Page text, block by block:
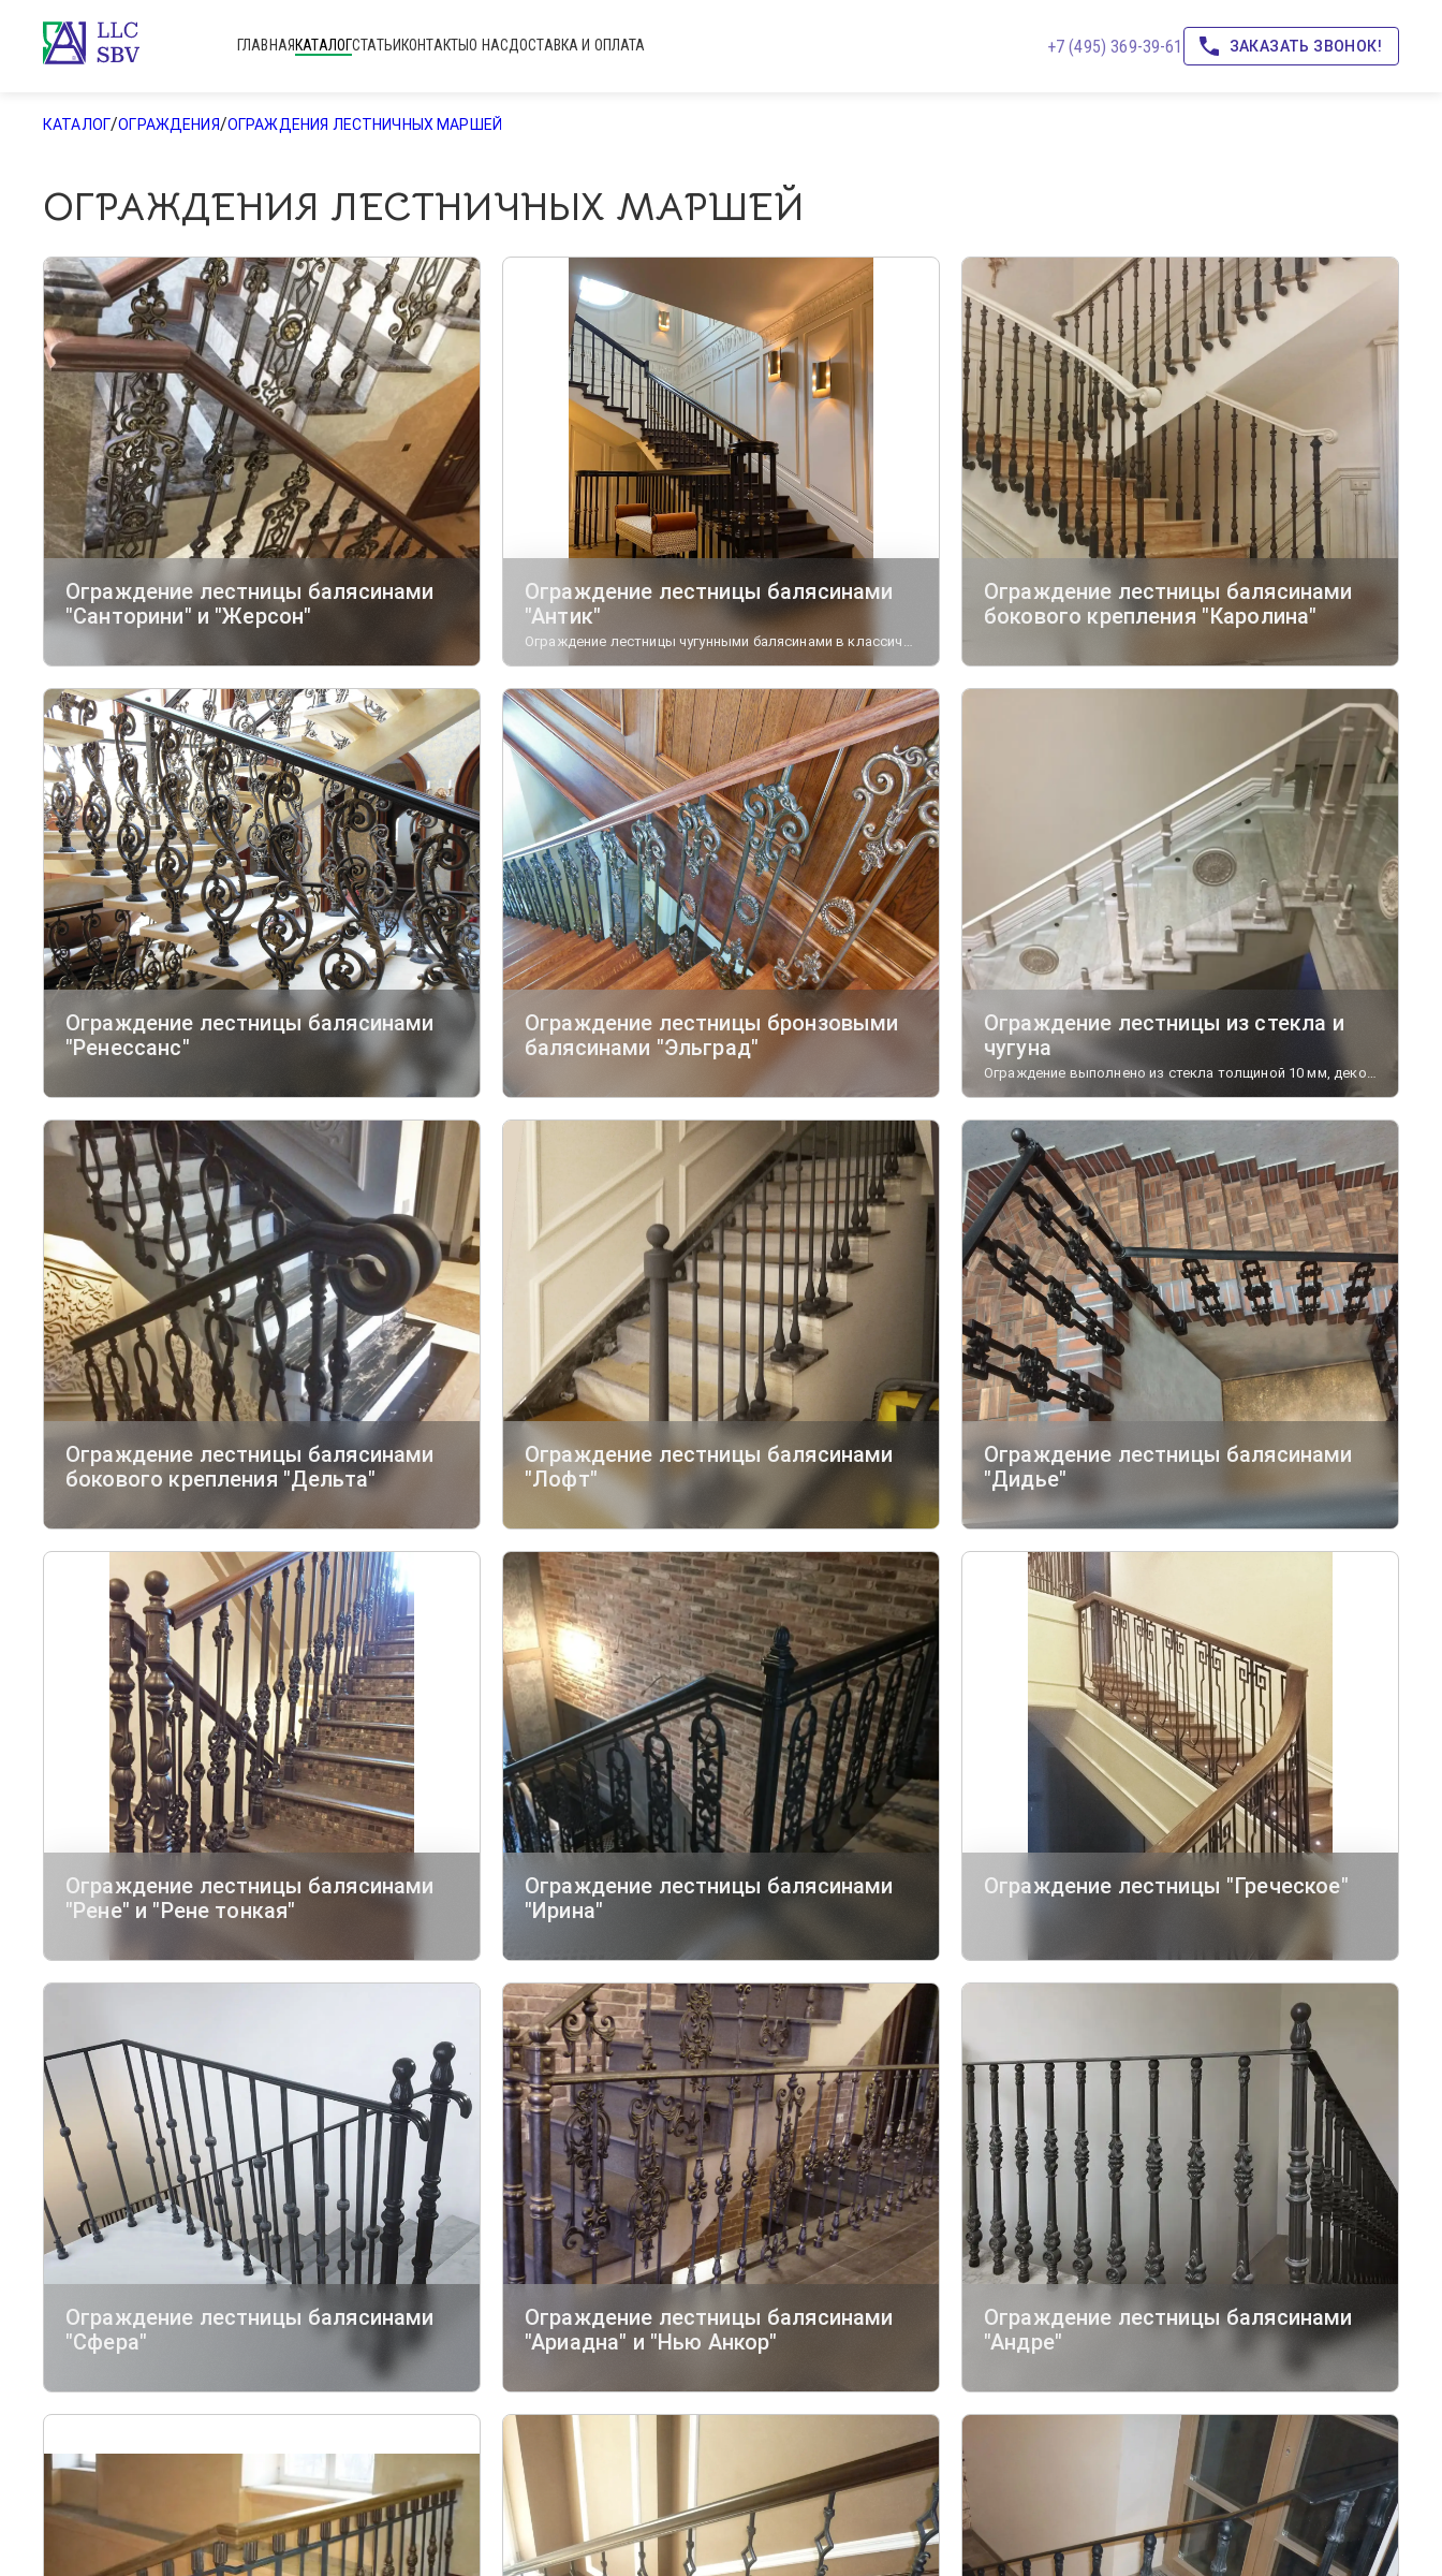
ГЛАВНАЯ КАТАЛОГСТАТЬИ КОНТАКТЫО НАСДОСТАВКА И ОПЛАТА +7 (495) 369-39-61 ЗАКАЗАТЬ ЗВОНОК!
КАТАЛОГ/ОГРАЖДЕНИЯ/ОГРАЖДЕНИЯ ЛЕСТНИЧНЫХ МАРШЕЙ
ОГРАЖДЕНИЯ ЛЕСТНИЧНЫХ МАРШЕЙ
Ограждение лестницы балясинами
"Санторини" и "Жерсон"
Ограждение лестницы балясинами
"Антик"
Ограждение лестницы чугунными балясинами в классическом стиле.
Ограждение лестницы балясинами
бокового крепления "Каролина"
Ограждение лестницы балясинами
"Ренессанс"
Ограждение лестницы бронзовыми
балясинами "Эльград"
Ограждение лестницы из стекла и
чугуна
Ограждение выполнено из стекла толщиной 10 мм, декорированного чугунными элементами, и дополнено чугунными столбами.
Ограждение лестницы балясинами
бокового крепления "Дельта"
Ограждение лестницы балясинами
"Лофт"
Ограждение лестницы балясинами
"Дидье"
Ограждение лестницы балясинами
"Рене" и "Рене тонкая"
Ограждение лестницы балясинами
"Ирина"
Ограждение лестницы "Греческое"
Ограждение лестницы балясинами
"Сфера"
Ограждение лестницы балясинами
"Ариадна" и "Нью Анкор"
Ограждение лестницы балясинами
"Андре"